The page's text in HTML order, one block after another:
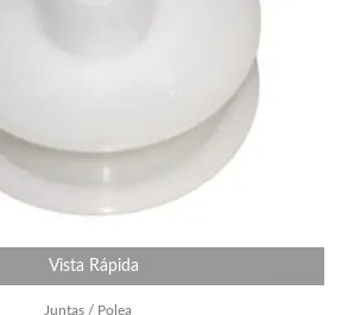
Vista Rápida
Juntas / Polea